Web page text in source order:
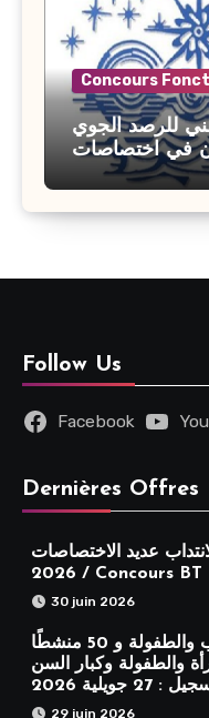
Concours
للرصد الجوي
في اختصاصات
Follow Us
Facebook
Dernières Offres
عديد الاختصاصات
2026 / Concours
30 juin 2026
مناظرة انتداب 120 أستاذًا للشباب والطفولة و 50 منشطًا
والطفولة وكبار السن
2026
29 juin 2026